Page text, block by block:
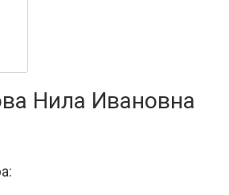
Нила Ивановна